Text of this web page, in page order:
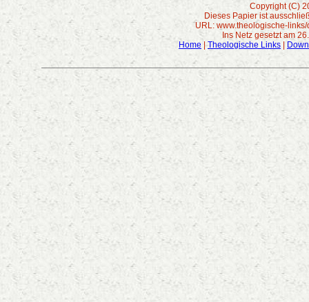
Copyright (C)
Dieses Papier ist
URL: www.theologische-
Ins Netz gesetzt am
Home |Theologische Links |